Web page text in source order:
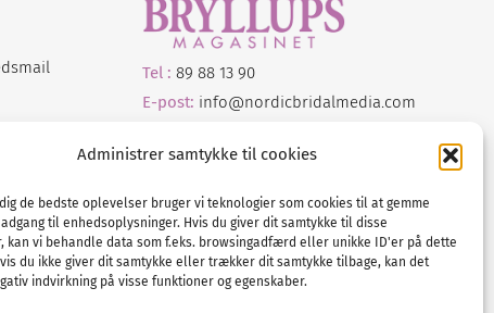
Administrer samtykke til cookies
de bedste oplevelser bruger vi teknologier som cookies til at gemme
til enhedsoplysninger. Hvis du giver dit samtykke til disse
kan vi behandle data som f.eks. browsingadfærd eller unikke ID'er på dette
du ikke giver dit samtykke eller trækker dit samtykke tilbage, kan det
indvirkning på visse funktioner og egenskaber.
Tel : 89 88 13 90
E-post: info@nordicbridalmedia.com
© All rights reserved.